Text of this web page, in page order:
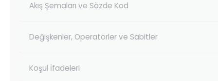
Akış Şemaları ve Sözde Kod
Değişkenler, Operatörler ve Sabitler
Koşul İfadeleri